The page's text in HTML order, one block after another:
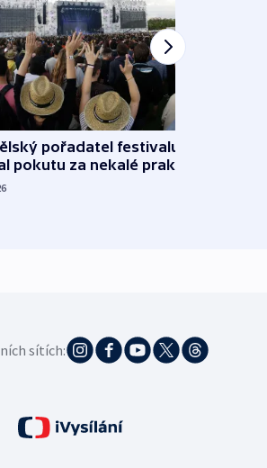
pořadatel festivalu
pokutu za nekalé praktiky
sítích: